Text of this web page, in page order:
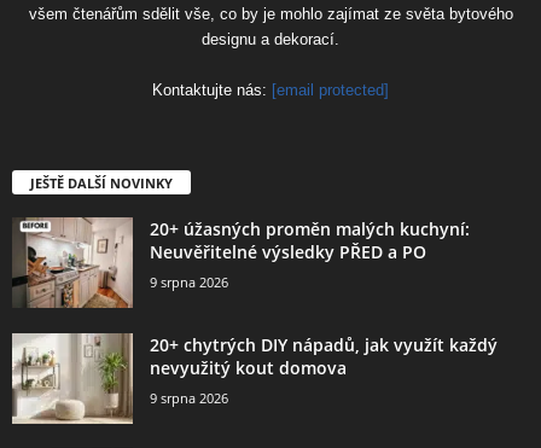
všem čtenářům sdělit vše, co by je mohlo zajímat ze světa bytového
designu a dekorací.
Kontaktujte nás: [email protected]
JEŠTĚ DALŠÍ NOVINKY
20+ úžasných proměn malých kuchyní:
Neuvěřitelné výsledky PŘED a PO
9 srpna 2026
20+ chytrých DIY nápadů, jak využít každý
nevyužitý kout domova
9 srpna 2026